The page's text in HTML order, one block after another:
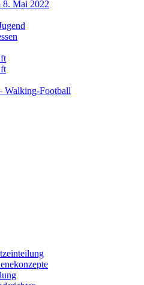
Mai 2022
Walking-Football